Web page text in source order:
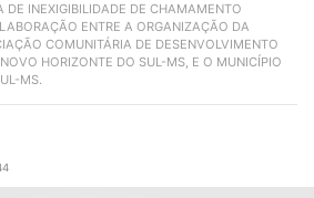
DE INEXIGIBILIDADE DE CHAMAMENTO
ENTRE A ORGANIZAÇÃO DA
COMUNITÁRIA DE DESENVOLVIMENTO
HORIZONTE DO SUL-MS, E O MUNICÍPIO
MS.